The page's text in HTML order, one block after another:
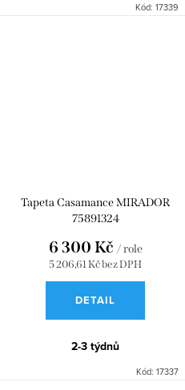
Kód: 17339
Tapeta Casamance MIRADOR
75891324
5 206,61 Kč bez DPH
6 300 Kč / role
DETAIL
2-3 týdnů
Kód: 17337